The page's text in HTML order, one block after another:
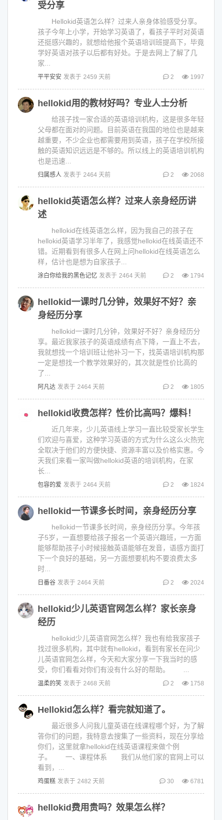
受分享
Hellokid英语怎么样？过来人亲身体验感受分享。
孩子今年上小学，开始学习英语了，看孩子平时对英语
还挺感兴趣的，就想给他报个英语培训班提高下，毕竟
学好英语对孩子以后都有好处。于是去网上了解了几
家...
平平安安 发表于 2459 天前 2 1997
hellokid用的教材好吗？专业人士分析
给孩子找一家合适的英语培训机构，这是很多年轻
父母都在面对的问题。目前英语在我国的地位也是越来
越重要，不少企业也都需要用到英语，孩子在学校所接
触的英语知识远远是不够的。所以线上的英语培训机构
也是迅速...
归属感人 发表于 2464 天前 2 2068
hellokid英语怎么样？过来人亲身经历讲
述
hellokid在线英语怎么样，因为我自己的孩子在
hellokid英语学习半年了，我感觉hellokid在线英语还不
错。近期看到有很多人在网上问hellokid在线英语怎么
样，估计也是想为自家孩子...
涂白你给我的黑色记忆 发表于 2464 天前 2 1794
hellokid一课时几分钟，效果好不好？亲
身经历分享
hellokid一课时几分钟，效果好不好？亲身经历分
享。最近我家孩子的英语成绩有点下降，一直上不去，
我就想找一个培训班让他补习一下，找英语培训机构那
一定是想找一个教学效果好的，其次就是性价比高的
了...
阿凡达 发表于 2464 天前 2 1805
hellokid收费怎样？性价比高吗？爆料！
近几年来，少儿英语线上学习一直比较受家长学生
们欢迎与喜爱，这种学习英语的方式为什么这么火热完
全取决于他们的方便快捷、资源丰富以及价格实惠。今
天我们来看一家叫做hellokid英语的培训机构，在家
长...
包容的爱 发表于 2464 天前 2 1824
hellokid一节课多长时间，亲身经历分享
hellokid一节课多长时间，亲身经历分享。今年孩
子5岁，一直想要给孩子报名一个英语兴趣班，一方面
能够帮助孩子小时候接触英语能够在发音，语感方面打
下一个良好的基础，另一方面想要机构不要浪费太多
时...
日番谷 发表于 2464 天前 2 2024
hellokid少儿英语官网怎么样？家长亲身
经历
hellokid少儿英语官网怎么样？我也有给我家孩子
找过很多机构，其中就有hellokid，看到有家长在问少
儿英语官网怎么样，今天和大家分享一下我当时的感
受，你们看看对你们有没有什么好的帮助。 ...
温柔的笑 发表于 2468 天前 2 1758
Hellokid怎么样？看完就知道了。
最近很多人问我儿童英语在线课程哪个好，为了解
答你们的问题，我特意去搜集了一些资料，现在分享给
你们，这里就拿hellokid在线英语课程来做个例
子。 一、课程体系 我们从他们家的官网上可以
看到，...
鸡蛋糕 发表于 2482 天前 30 6781
hellokid费用贵吗？效果怎么样？